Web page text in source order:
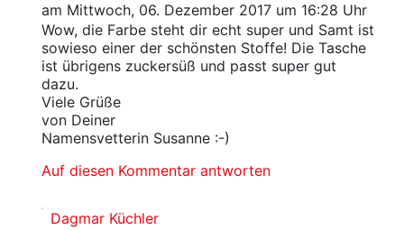
am Mittwoch, 06. Dezember 2017 um 16:28 Uhr
Wow, die Farbe steht dir echt super und Samt ist
sowieso einer der schönsten Stoffe! Die Tasche
ist übrigens zuckersüß und passt super gut
dazu.
Viele Grüße
von Deiner
Namensvetterin Susanne :-)
Auf diesen Kommentar antworten
Dagmar Küchler